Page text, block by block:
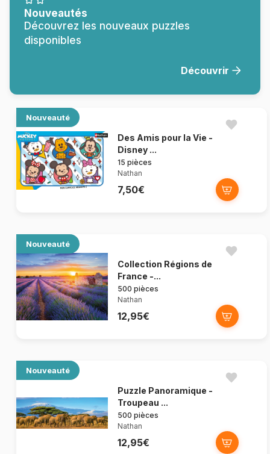
Nouveautés
Découvrez les nouveaux puzzles
disponibles
Découvrir
Nouveauté
Des Amis pour la Vie -
Disney ...
15 pièces
Nathan
7,50€
Nouveauté
Collection Régions de
France -...
500 pièces
Nathan
12,95€
Nouveauté
Puzzle Panoramique -
Troupeau ...
500 pièces
Nathan
12,95€